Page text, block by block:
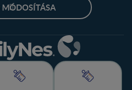
MÓDOSÍTÁSA